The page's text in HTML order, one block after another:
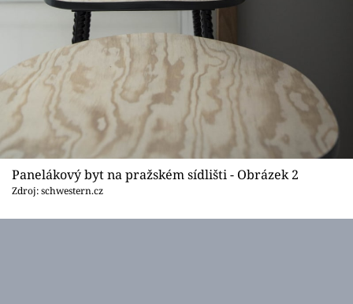
Panelákový byt na pražském sídlišti - Obrázek 2
Zdroj: schwestern.cz